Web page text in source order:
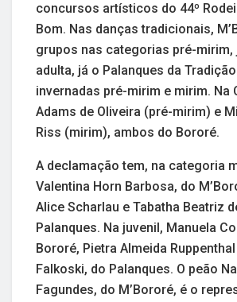
concursos artísticos do 44º
Bom. Nas danças tradicionais,
grupos nas categorias pré-mirim,
adulta, já o Palanques da
invernadas pré-mirim e mirim. Na
Adams de Oliveira (pré-mirim) e
Riss (mirim), ambos do Bororé.
A declamação tem, na categoria
Valentina Horn Barbosa, do
Alice Scharlau e Tabatha Beatriz
Palanques. Na juvenil, Manuela
Bororé, Pietra Almeida
Falkoski, do Palanques. O peão
Fagundes, do M’Bororé, é o